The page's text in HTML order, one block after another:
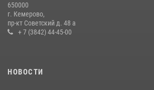
гипермаркета товары на 13 тысяч рублей (ВИДЕО)
16 июля 2026, 06:43
650000
г. Кемерово,
пр-кт Советский д. 48 а
+ 7 (3842) 44-45-00
НОВОСТИ